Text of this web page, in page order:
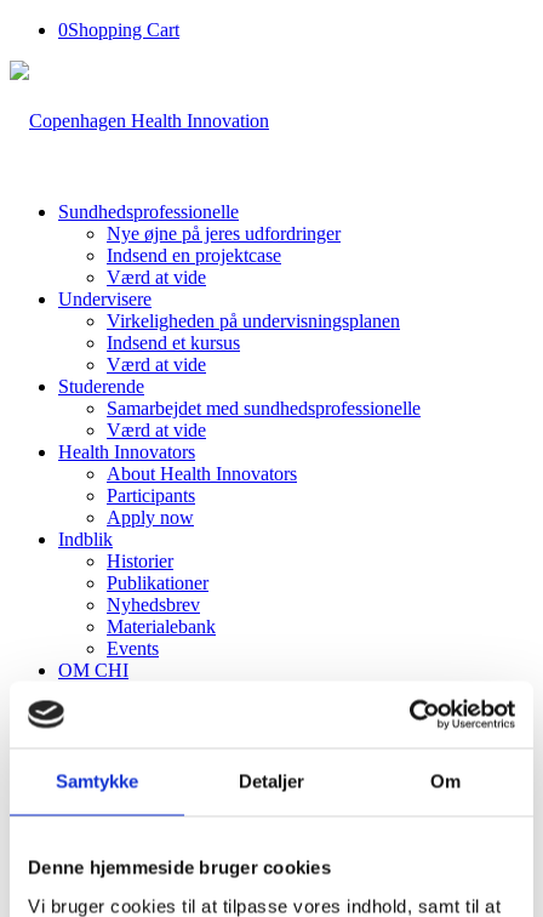
Samtykke Detaljer Om
Denne hjemmeside bruger cookies
Vi bruger cookies til at tilpasse vores indhold, samt til at
0Shopping Cart
Sundhedsprofessionelle
Nye øjne på jeres udfordringer
Indsend en projektcase
Værd at vide
Undervisere
Virkeligheden på undervisningsplanen
Indsend et kursus
Værd at vide
Studerende
Samarbejdet med sundhedsprofessionelle
Værd at vide
Health Innovators
About Health Innovators
Participants
Apply now
Indblik
Historier
Publikationer
Nyhedsbrev
Materialebank
Events
OM CHI